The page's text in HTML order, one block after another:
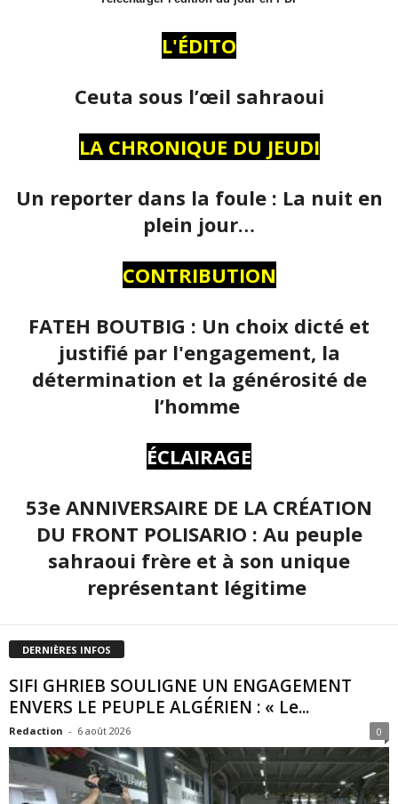
L'ÉDITO
Ceuta sous l’œil sahraoui
LA CHRONIQUE DU JEUDI
Un reporter dans la foule : La nuit en
plein jour…
CONTRIBUTION
FATEH BOUTBIG : Un choix dicté et
justifié par l'engagement, la
détermination et la générosité de
l’homme
ÉCLAIRAGE
53e ANNIVERSAIRE DE LA CRÉATION
DU FRONT POLISARIO : Au peuple
sahraoui frère et à son unique
représentant légitime
DERNIÈRES INFOS
SIFI GHRIEB SOULIGNE UN ENGAGEMENT
ENVERS LE PEUPLE ALGÉRIEN : « Le...
Redaction - 6 août 2026 0